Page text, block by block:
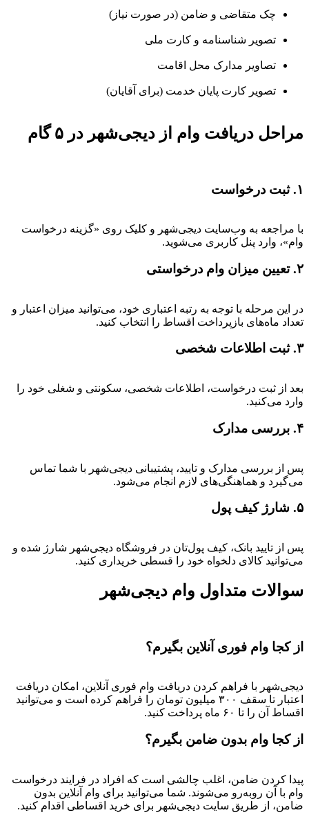
چک متقاضی و ضامن (در صورت نیاز)
تصویر شناسنامه و کارت ملی
تصاویر مدارک محل اقامت
تصویر کارت پایان خدمت (برای آقایان)
مراحل دریافت وام از دیجی‌شهر در ۵ گام
۱. ثبت درخواست
با مراجعه به وب‌سایت دیجی‌شهر و کلیک روی «گزینه درخواست
وام»، وارد پنل کاربری می‌شوید.
۲. تعیین میزان وام درخواستی
در این مرحله با توجه به رتبه اعتباری خود، می‌توانید میزان اعتبار و
تعداد ماه‌های بازپرداخت اقساط را انتخاب کنید.
۳. ثبت اطلاعات شخصی
بعد از ثبت درخواست، اطلاعات شخصی، سکونتی و شغلی خود را
وارد می‌کنید.
۴. بررسی مدارک
پس از بررسی مدارک و تایید، پشتیبانی دیجی‌شهر با شما تماس
می‌گیرد و هماهنگی‌های لازم انجام می‌شود.
۵. شارژ کیف پول
پس از تایید بانک، کیف پول‌تان در فروشگاه دیجی‌شهر شارژ شده و
می‌توانید کالای دلخواه خود را قسطی خریداری کنید.
سوالات متداول وام دیجی‌شهر
از کجا وام فوری آنلاین بگیرم؟
دیجی‌شهر با فراهم کردن دریافت وام فوری آنلاین، امکان دریافت
اعتبار تا سقف ۳۰۰ میلیون تومان را فراهم کرده است و می‌توانید
اقساط آن را تا ۶۰ ماه پرداخت کنید.
از کجا وام بدون ضامن بگیرم؟
پیدا کردن ضامن، اغلب چالشی است که افراد در فرایند درخواست
وام با آن روبه‌رو می‌شوند. شما می‌توانید برای وام آنلاین بدون
ضامن، از طریق سایت دیجی‌شهر برای خرید اقساطی اقدام کنید.